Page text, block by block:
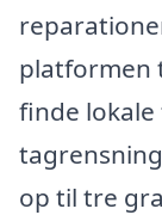
platformen
finde
op til tre